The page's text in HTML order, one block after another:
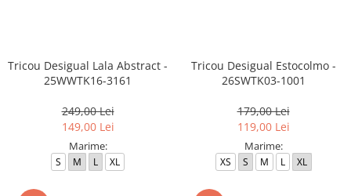
Tricou Desigual Lala Abstract -
25WWTK16-3161
249,00 Lei
149,00 Lei
Marime:
S M L XL
Tricou Desigual Estocolmo -
26SWTK03-1001
179,00 Lei
119,00 Lei
Marime:
XS S M L XL